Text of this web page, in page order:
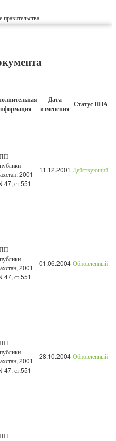
правительства
Дата
изменения Статус НПА
2001
47, ст.551
11.12.2001 Действующий
2001
47, ст.551
01.06.2004 Обновленный
2001
47, ст.551
28.10.2004 Обновленный